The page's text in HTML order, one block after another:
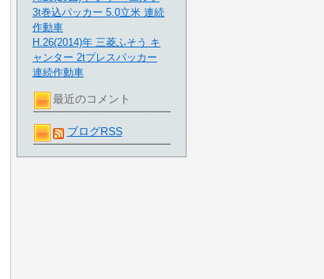
3t巻込パッカー 5.0立米 連続
作動車
H.26(2014)年 三菱ふそう キ
ャンター 2tプレスパッカー
連続作動車
最近のコメント
ブログRSS